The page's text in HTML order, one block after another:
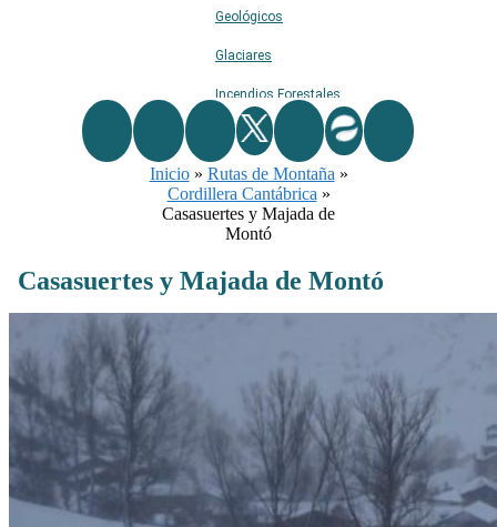
Geológicos
Glaciares
Incendios Forestales
Naturaleza
Ríos
Rutas De Montaña
Topográficos
Inicio» Rutas de Montaña »
Cordillera Cantábrica »
Casasuertes y Majada de
Montó
Casasuertes y Majada de Montó